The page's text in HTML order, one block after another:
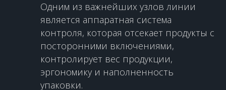
Одним из важнейших узлов линии
является аппаратная система
контроля, которая отсекает продукты с
посторонними включениями,
контролирует вес продукции,
эргономику и наполненность
упаковки.